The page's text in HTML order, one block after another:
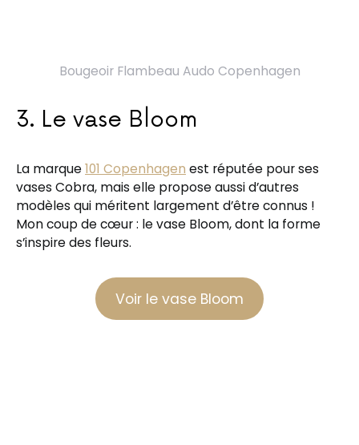
Bougeoir Flambeau Audo Copenhagen
3. Le vase Bloom
La marque101 Copenhagen est réputée pour ses
vases Cobra, mais elle propose aussi d’autres
modèles qui méritent largement d’être connus !
Mon coup de cœur : le vase Bloom, dont la forme
s’inspire des fleurs.
Voir le vase Bloom